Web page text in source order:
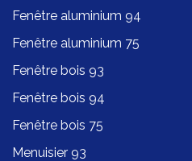
Fenêtre aluminium 94
Fenêtre aluminium 75
Fenêtre bois 93
Fenêtre bois 94
Fenêtre bois 75
Menuisier 93